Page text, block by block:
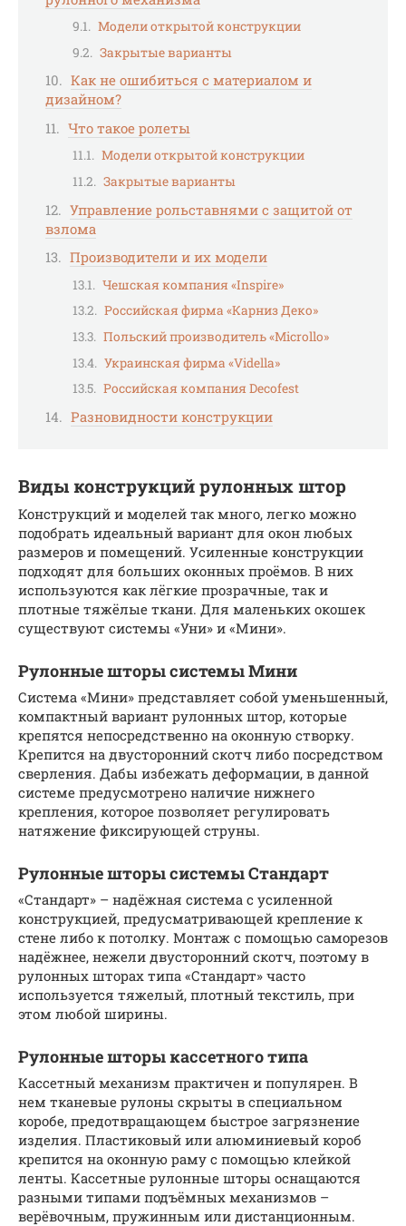
Модели открытой конструкции
Закрытые варианты
Как не ошибиться с материалом и
дизайном?
Что такое ролеты
Модели открытой конструкции
Закрытые варианты
Управление рольставнями с защитой от
взлома
Производители и их модели
Чешская компания «Inspire»
Российская фирма «Карниз Деко»
Польский производитель «Microllo»
Украинская фирма «Vidella»
Российская компания Decofest
Разновидности конструкции
Виды конструкций рулонных штор
Конструкций и моделей так много, легко можно
подобрать идеальный вариант для окон любых
размеров и помещений. Усиленные конструкции
подходят для больших оконных проёмов. В них
используются как лёгкие прозрачные, так и
плотные тяжёлые ткани. Для маленьких окошек
существуют системы «Уни» и «Мини».
Рулонные шторы системы Мини
Система «Мини» представляет собой уменьшенный,
компактный вариант рулонных штор, которые
крепятся непосредственно на оконную створку.
Крепится на двусторонний скотч либо посредством
сверления. Дабы избежать деформации, в данной
системе предусмотрено наличие нижнего
крепления, которое позволяет регулировать
натяжение фиксирующей струны.
Рулонные шторы системы Стандарт
«Стандарт» – надёжная система с усиленной
конструкцией, предусматривающей крепление к
стене либо к потолку. Монтаж с помощью саморезов
надёжнее, нежели двусторонний скотч, поэтому в
рулонных шторах типа «Стандарт» часто
используется тяжелый, плотный текстиль, при
этом любой ширины.
Рулонные шторы кассетного типа
Кассетный механизм практичен и популярен. В
нем тканевые рулоны скрыты в специальном
коробе, предотвращающем быстрое загрязнение
изделия. Пластиковый или алюминиевый короб
крепится на оконную раму с помощью клейкой
ленты. Кассетные рулонные шторы оснащаются
разными типами подъёмных механизмов –
верёвочным, пружинным или дистанционным.